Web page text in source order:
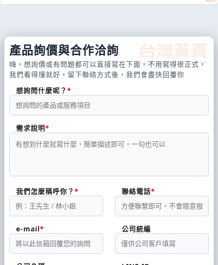
產品詢價與合作洽詢
嗨，想詢價或有問題都可以直接寫在下面，不用寫得很正式，
我們看得懂就好，留下聯絡方式後，我們會盡快回覆你
想詢問什麼呢？
需求說明
我們怎麼稱呼你？ 聯絡電話
e-mail 公司統編